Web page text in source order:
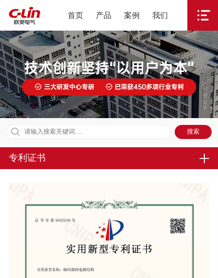
首页 产品 案例 我们
专利证书